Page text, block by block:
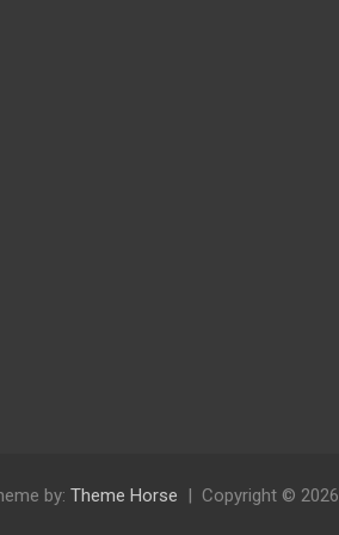
Copyright © 2026
by: Theme Horse